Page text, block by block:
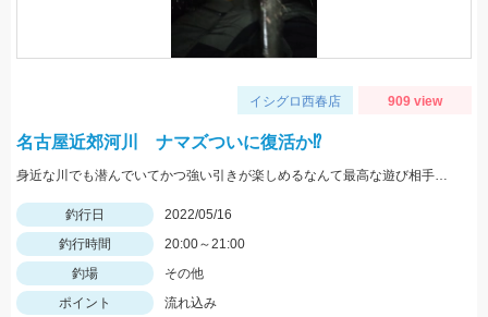
イシグロ西春店 909 view
名古屋近郊河川 ナマズついに復活か⁉
身近な川でも潜んでいてかつ強い引きが楽しめるなんて最高な遊び相手です！
釣行日
2022/05/16
釣行時間
20:00～21:00
釣場
その他
ポイント
流れ込み